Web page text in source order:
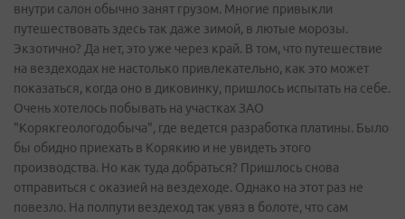
внутри салон обычно занят грузом. Многие привыкли
путешествовать здесь так даже зимой, в лютые морозы.
Экзотично? Да нет, это уже через край. В том, что путешествие
на вездеходах не настолько привлекательно, как это может
показаться, когда оно в диковинку, пришлось испытать на себе.
Очень хотелось побывать на участках ЗАО
"Корякгеологодобыча", где ведется разработка платины. Было
бы обидно приехать в Корякию и не увидеть этого
производства. Но как туда добраться? Пришлось снова
отправиться с оказией на вездеходе. Однако на этот раз не
повезло. На полпути вездеход так увяз в болоте, что сам